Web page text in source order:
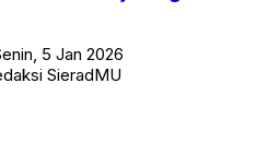
5 Jan 2026
SieradMU